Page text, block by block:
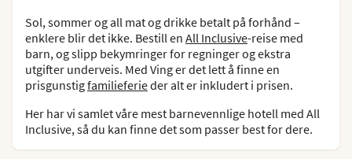
Sol, sommer og all mat og drikke betalt på forhånd –
enklere blir det ikke. Bestill en All Inclusive-reise med
barn, og slipp bekymringer for regninger og ekstra
utgifter underveis. Med Ving er det lett å finne en
prisgunstigfamilieferieder alt er inkludert i prisen.
Her har vi samlet våre mest barnevennlige hotell med All
Inclusive, så du kan finne det som passer best for dere.